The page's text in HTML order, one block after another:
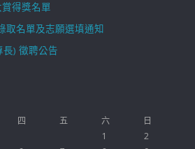
賞得獎名單
取名單及志願選填通知
) 徵聘公告
四 五 六
日
1
2